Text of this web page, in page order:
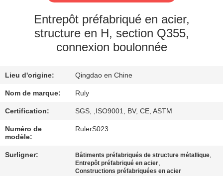
SUJET
VISITE
D'USINE
CONTRÔLE
DE
Entrepôt préfabriqué en acier,
structure en H, section Q355,
connexion boulonnée
Lieu d'origine: Qingdao en Chine
Nom de marque: Ruly
Certification: SGS, ,ISO9001, BV, CE, ASTM
Numéro de
modèle:
RulerS023
Surligner: Bâtiments préfabriqués de structure métallique,
Entrepôt préfabriqué en acier,
Constructions préfabriquées en acier